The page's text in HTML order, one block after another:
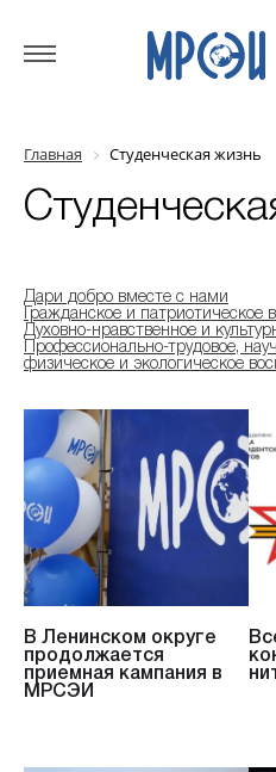
Главная Студенческая жизнь
Дари добро вместе с нами
Гражданское и патриотическое
Духовно-нравственное и
Профессионально-трудовое,
физическое и экологическое
В Ленинском округе
продолжается
приемная кампания в
МРСЭИ